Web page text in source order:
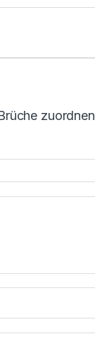
zuordnen